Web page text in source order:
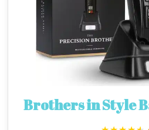
Brothers in Style